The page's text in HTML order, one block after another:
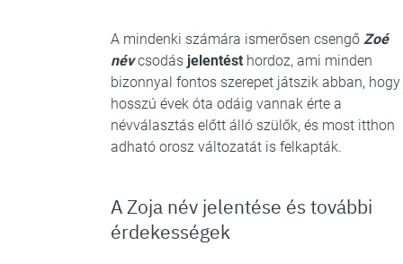
A mindenki számára ismerősen csengő Zoé
névcsodás jelentést hordoz, ami minden
bizonnyal fontos szerepet játszik abban, hogy
hosszú évek óta odáig vannak érte a
névválasztás előtt álló szülők, és most itthon
adható orosz változatát is felkapták.
A Zoja név jelentése és további
érdekességek